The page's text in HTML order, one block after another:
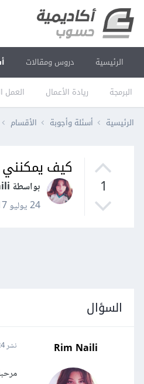
الرئيسية دروس ومقالات
البرمجة ريادة الأعمال العمل
الرئيسية أسئلة وأجوبة الأقسام
1
كيف يمكنني
بواسطة Rim Naili
24 يوليو 2017
السؤال
Rim Naili نشر24